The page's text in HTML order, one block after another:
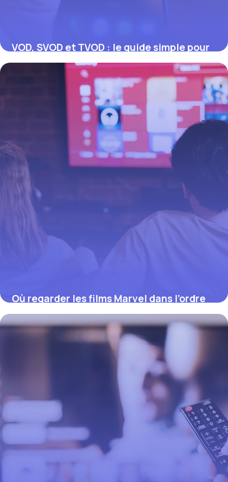
VOD, SVOD et TVOD : le guide simple pour
tout comprendre
Où regarder les films Marvel dans l’ordre
chronologique (2026)